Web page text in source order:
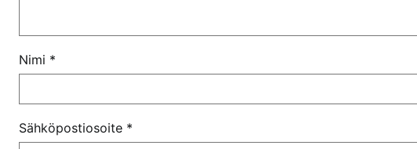
Nimi *
Sähköpostiosoite *